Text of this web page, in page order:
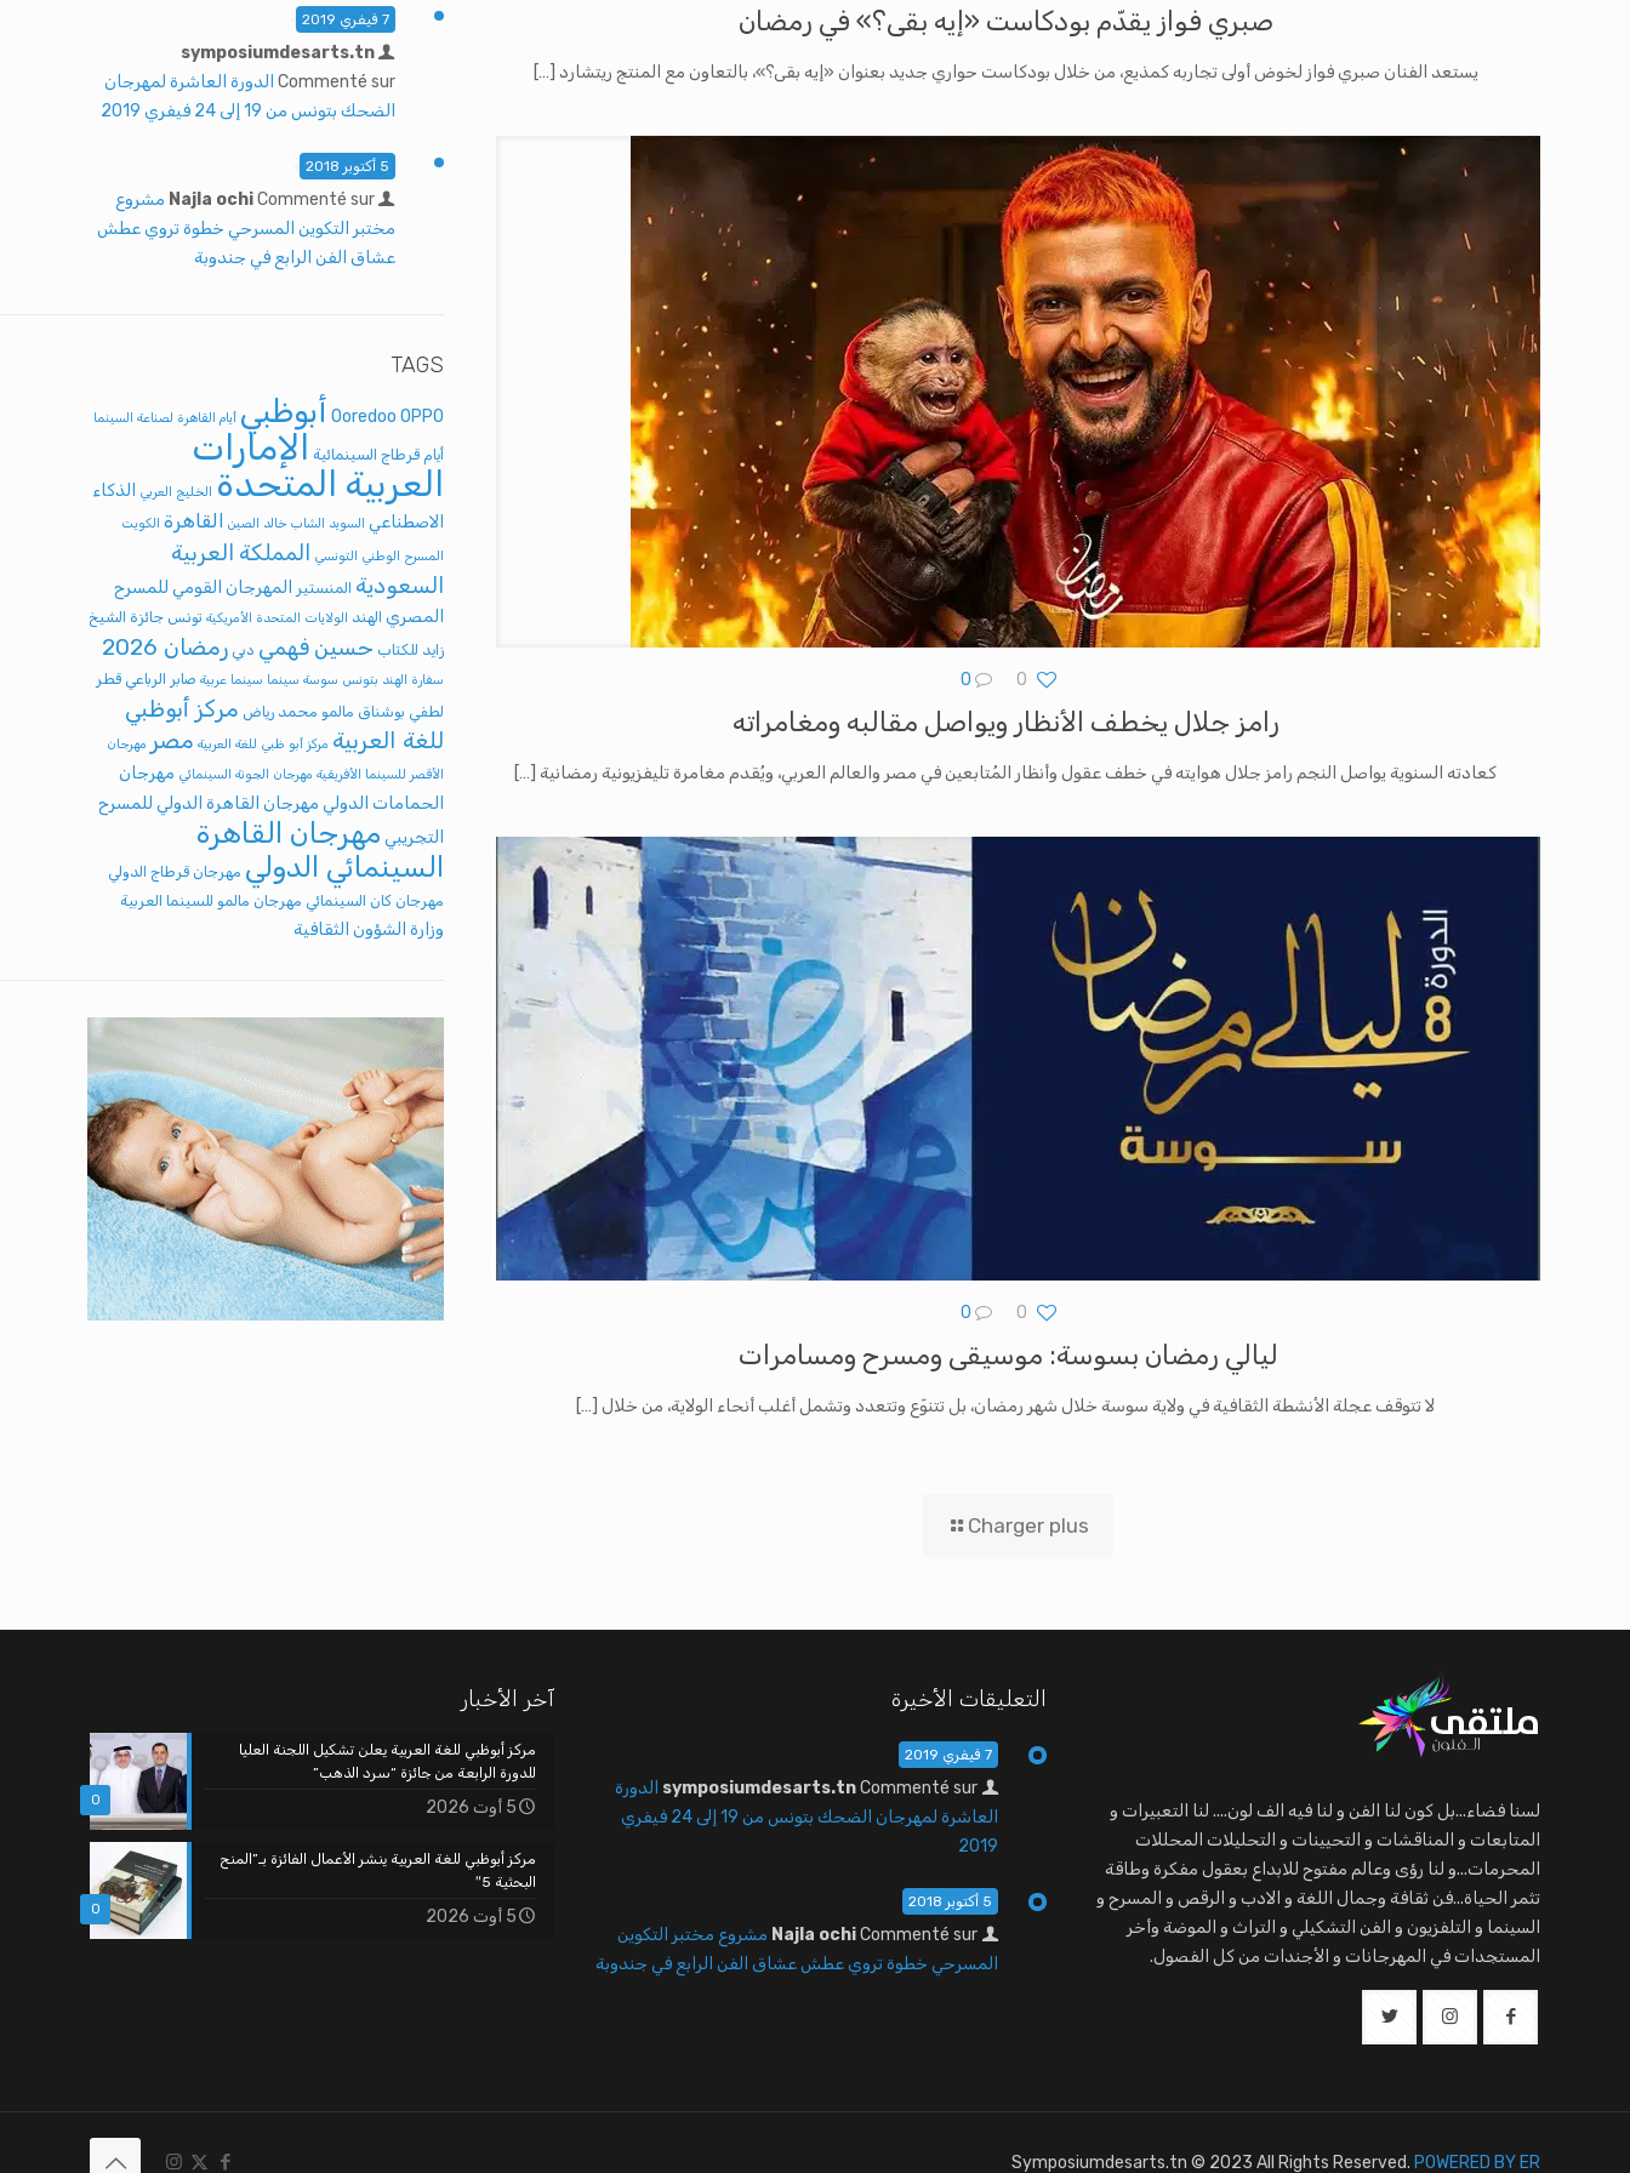
صبري فواز يقدّم بودكاست «إيه بقى؟» في رمضان
يستعد الفنان صبري فواز لخوض أولى تجاربه كمذيع، من خلال بودكاست حواري جديد بعنوان «إيه بقى؟»، بالتعاون مع المنتج ريتشارد […]
0
0
رامز جلال يخطف الأنظار ويواصل مقالبه ومغامراته
كعادته السنوية يواصل النجم رامز جلال هوايته في خطف عقول وأنظار المُتابعين في مصر والعالم العربي، ويُقدم مغامرة تليفزيونية رمضانية […]
0
0
ليالي رمضان بسوسة: موسيقى ومسرح ومسامرات
لا تتوقف عجلة الأنشطة الثقافية في ولاية سوسة خلال شهر رمضان، بل تتنوّع وتتعدد وتشمل أغلب أنحاء الولاية، من خلال […]
Charger plus
7 فيفري 2019
symposiumdesarts.tn
Commenté sur الدورة العاشرة لمهرجان
الضحك بتونس من 19 إلى 24 فيفري 2019
5 أكتوبر 2018
Najla ochiCommenté sur
مشروع
مختبر التكوين المسرحي خطوة تروي عطش
عشاق الفن الرابع في جندوبة
TAGS
Ooredoo OPPO أبوظبي أيام القاهرة لصناعة السينما
أيام قرطاج السينمائية الإمارات
العربية المتحدة الخليج العربي
الذكاء
الاصطناعي السويد الشاب خالد الصين القاهرة الكويت
المسرح الوطني التونسي
المملكة العربية
السعودية المنستير
المهرجان القومي للمسرح
المصري الهند الولايات المتحدة الأمريكية تونس جائزة الشيخ
زايد للكتاب حسين فهمي دبي رمضان 2026
سفارة الهند بتونس سوسة سينما سينما عربية صابر الرباعي قطر
لطفي بوشناق مالمو محمد رياض مركز أبوظبي
للغة العربية مركز أبو ظبي للغة العربية مصر مهرجان
الأقصر للسينما الأفريقية مهرجان الجونة السينمائي مهرجان
الحمامات الدولي مهرجان القاهرة الدولي للمسرح
التجريبي مهرجان القاهرة
السينمائي الدولي مهرجان قرطاج الدولي
مهرجان كان السينمائي مهرجان مالمو للسينما العربية
وزارة الشؤون الثقافية
لسنا فضاء...بل كون لنا الفن و لنا فيه الف لون.... لنا التعبيرات و
المتابعات و المناقشات و التحيينات و التحليلات المحللات
المحرمات...و لنا رؤى وعالم مفتوح للابداع بعقول مفكرة وطاقة
تثمر الحياة...فن ثقافة وجمال اللغة و الادب و الرقص و المسرح و
السينما و التلفزيون و الفن التشكيلي و التراث و الموضة وأخر
المستجدات في المهرجانات و الأجندات من كل الفصول.
التعليقات الأخيرة
7 فيفري 2019
symposiumdesarts.tnCommenté sur
الدورة
العاشرة لمهرجان الضحك بتونس من 19 إلى 24 فيفري
2019
5 أكتوبر 2018
Najla ochiCommenté sur
مشروع مختبر التكوين
المسرحي خطوة تروي عطش عشاق الفن الرابع في جندوبة
آخر الأخبار
0
مركز أبوظبي للغة العربية يعلن تشكيل اللجنة العليا
للدورة الرابعة من جائزة “سرد الذهب”
5 أوت 2026
0
مركز أبوظبي للغة العربية ينشر الأعمال الفائزة بـ”المنح
البحثية 5″
5 أوت 2026
Symposiumdesarts.tn © 2023 All Rights Reserved. POWERED BY ER